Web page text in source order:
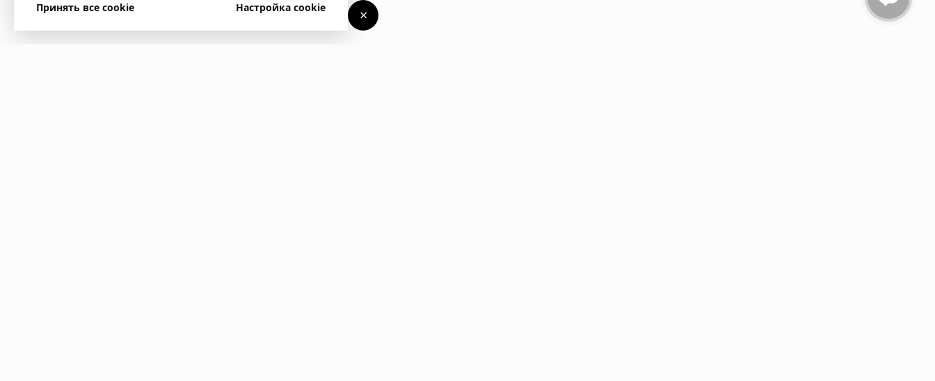
Принять все cookie Настройка cookie ×